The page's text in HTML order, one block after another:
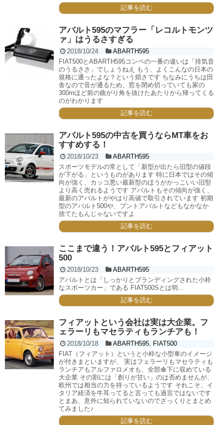
記事を読む
アバルト595のマフラー「レコルトモンツ
ァ」はうるさすぎる
2018/10/24
ABARTH595
FIAT500とABARTH595コンペの一番の違いは「排気音
のうるささ」でしょうねえ もう、よくこんなの日本の
規格に通ったよな？という煩さです ちなみにうちは田
舎なので音が通るため、窓を閉め切っていても家の
300mほど前の曲がり角を抜けたあたりから帰ってくる
のがわかります
記事を読む
アバルト595の中古を買うならMT車をお
すすめする！
2018/10/23
ABARTH595
スポーツモデルの常として「新型が出たら旧型の値段
が下がる」というものがあります 特に日本ではその傾
向が強く、カッコ悪い最新型のほうがかっこいい旧型
より高く売れるようです アバルトもその傾向が強く、
最新のアバルトがやはり高値で取引されています 初期
型のアバルト500や、プントアバルトなどもなかなか
捨てたもんじゃないですよ
記事を読む
ここまで違う！アバルト595とフィアット
500
2018/10/23
ABARTH595
アバルトとは「しっかりとブランディングされた小粋
なスポーツカー」である FIAT500Sとは明...
記事を読む
フィアットという会社は実は大企業。フ
ェラーリもマセラティもランチアも！
2018/10/18 ABARTH595, FIAT500
FIAT（フィアット）というと小粋な小型車のイメージ
が付きまといますが、 実はフェラーリもマセラティも
ランチアもアルファロメオも、全部傘下に収めている
大企業 その割には「創りが甘い」のは否めませんが、
欧州では相当の力を持っているようです それこそ、イ
タリア経済を牛耳ってると言っても過言ではないです
とまあ、意外に知られていないのでざっくりとまとめ
てみました♪
記事を読む